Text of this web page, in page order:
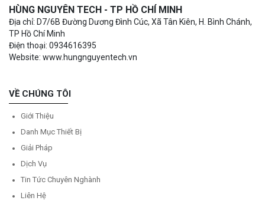
HÙNG NGUYÊN TECH - TP HỒ CHÍ MINH
Địa chỉ: D7/6B Đường Dương Đình Cúc, Xã Tân Kiên, H. Bình Chánh,
TP Hồ Chí Minh
Điện thoại: 0934616395
Website: www.hungnguyentech.vn
VỀ CHÚNG TÔI
Giới Thiệu
Danh Mục Thiết Bị
Giải Pháp
Dịch Vụ
Tin Tức Chuyên Nghành
Liên Hệ